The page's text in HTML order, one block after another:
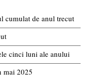
cumulat de anul trecut
cinci luni ale anului
mai 2025